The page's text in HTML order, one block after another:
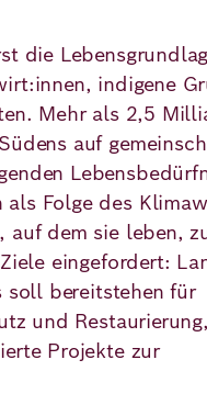
die
indigene
Mehr als 2,5
auf
als Folge des
dem sie leben,
eingefordert:
soll bereitstehen für
und
Projekte zur